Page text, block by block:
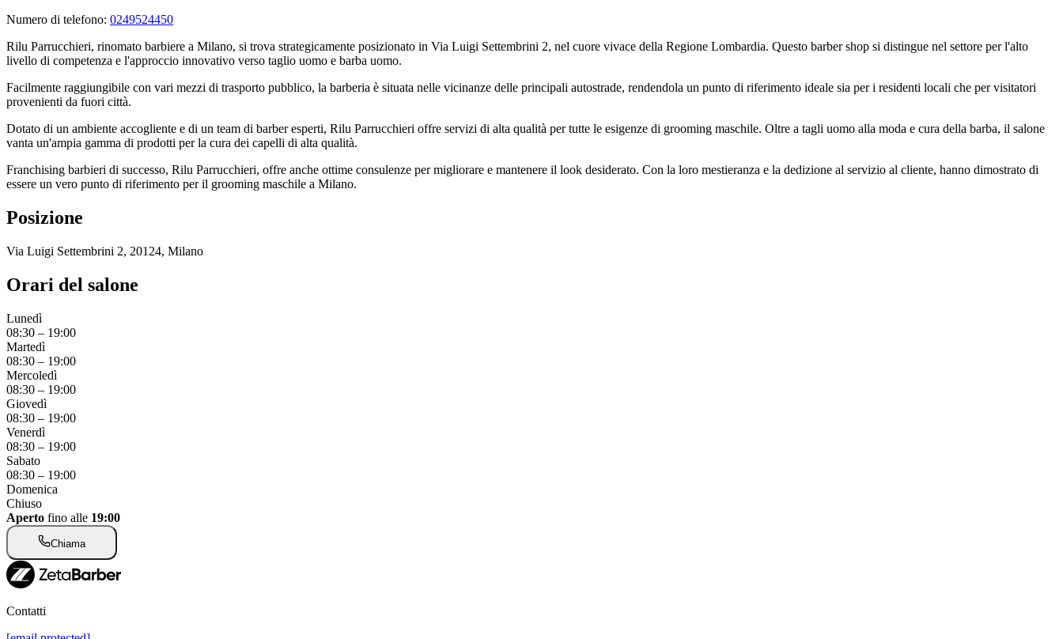
Numero di telefono: 0249524450
Rilu Parrucchieri, rinomato barbiere a Milano, si trova strategicamente posizionato in Via Luigi Settembrini 2, nel cuore vivace della Regione Lombardia. Questo barber shop si distingue nel settore per l'alto
livello di competenza e l'approccio innovativo verso taglio uomo e barba uomo.
Facilmente raggiungibile con vari mezzi di trasporto pubblico, la barberia è situata nelle vicinanze delle principali autostrade, rendendola un punto di riferimento ideale sia per i residenti locali che per visitatori
provenienti da fuori città.
Dotato di un ambiente accogliente e di un team di barber esperti, Rilu Parrucchieri offre servizi di alta qualità per tutte le esigenze di grooming maschile. Oltre a tagli uomo alla moda e cura della barba, il salone
vanta un'ampia gamma di prodotti per la cura dei capelli di alta qualità.
Franchising barbieri di successo, Rilu Parrucchieri, offre anche ottime consulenze per migliorare e mantenere il look desiderato. Con la loro mestieranza e la dedizione al servizio al cliente, hanno dimostrato di
essere un vero punto di riferimento per il grooming maschile a Milano.
Posizione
Via Luigi Settembrini 2, 20124, Milano
Orari del salone
Lunedì
08:30 – 19:00
Martedì
08:30 – 19:00
Mercoledì
08:30 – 19:00
Giovedì
08:30 – 19:00
Venerdì
08:30 – 19:00
Sabato
08:30 – 19:00
Domenica
Chiuso
Aperto fino alle 19:00
Chiama
Contatti